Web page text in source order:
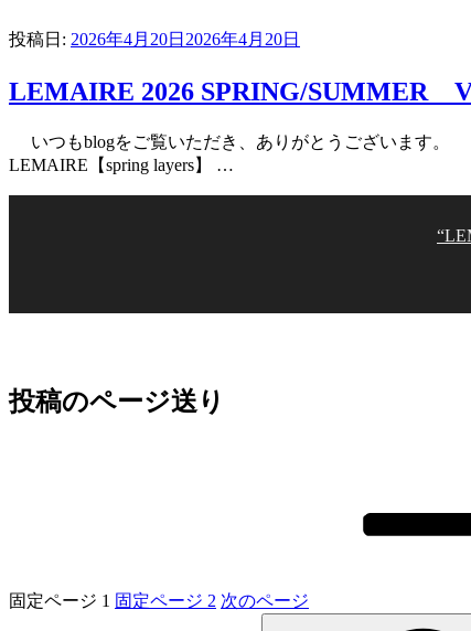
投稿日: 2026年4月20日 2026年4月20日
LEMAIRE 2026 SPRING/SUMMER
いつもblogをご覧いただき、ありがとうございます。
LEMAIRE【spring layers】 …
投稿のページ送り
固定ページ 1 固定ページ 2 次のページ